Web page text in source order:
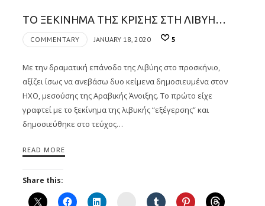
ΤΟ ΞΕΚΙΝΗΜΑ ΤΗΣ ΚΡΙΣΗΣ ΣΤΗ ΛΙΒΥΗ…
COMMENTARY JANUARY 18, 2020 5
Με την δραματική επάνοδο της Λιβύης στο προσκήνιο,
αξίζει ίσως να ανεβάσω δυο κείμενα δημοσιευμένα στον
ΗΧΟ, μεσούσης της Αραβικής Άνοιξης. Το πρώτο είχε
γραφτεί με το ξεκίνημα της λιβυκής “εξέγερσης” και
δημοσιεύθηκε στο τεύχος…
READ MORE
Share this:
Instagram